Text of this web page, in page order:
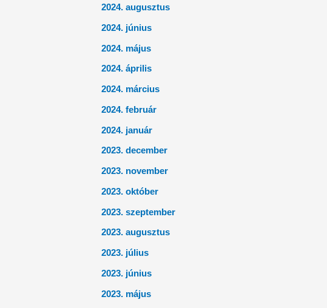
2024. augusztus
2024. június
2024. május
2024. április
2024. március
2024. február
2024. január
2023. december
2023. november
2023. október
2023. szeptember
2023. augusztus
2023. július
2023. június
2023. május